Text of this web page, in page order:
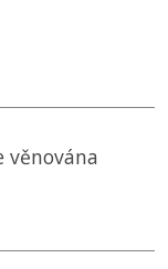
věnována